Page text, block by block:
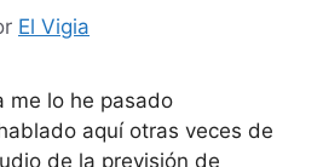
El Vigia
me lo he pasado
aquí otras veces de
de la previsión de